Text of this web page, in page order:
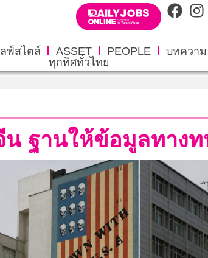
ฟ์สไตล์ ASSET PEOPLE บทความ
ทุกทิศทั่วไทย
ฐานให้ข้อมูลทาง